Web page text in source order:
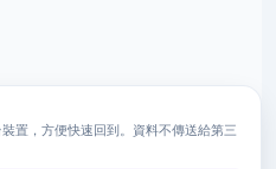
置，方便快速回到。資料不傳送給第三